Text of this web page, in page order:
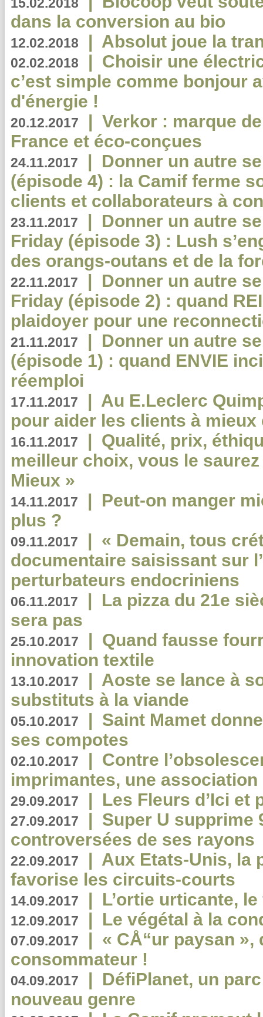
dans la conversion au bio
12.02.2018 | Absolut joue la
02.02.2018 | Choisir une
c’est simple comme bonjour
d'énergie !
20.12.2017 | Verkor : marque
France et éco-conçues
24.11.2017 | Donner un autre
(épisode 4) : la Camif ferme
clients et collaborateurs à
23.11.2017 | Donner un autre
Friday (épisode 3) : Lush
des orangs-outans et de la
22.11.2017 | Donner un autre
Friday (épisode 2) : quand
plaidoyer pour une
21.11.2017 | Donner un autre
(épisode 1) : quand ENVIE
réemploi
17.11.2017 | Au E.Leclerc
pour aider les clients à
16.11.2017 | Qualité, prix,
meilleur choix, vous le
Mieux »
14.11.2017 | Peut-on manger
plus ?
09.11.2017 | « Demain, tous
documentaire saisissant sur
perturbateurs endocriniens
06.11.2017 | La pizza du 21e
sera pas
25.10.2017 | Quand fausse
innovation textile
13.10.2017 | Aoste se lance à
substituts à la viande
05.10.2017 | Saint Mamet
ses compotes
02.10.2017 | Contre
imprimantes, une
29.09.2017 | Les Fleurs d’Ici et
27.09.2017 | Super U supprime
controversées de ses rayons
22.09.2017 | Aux Etats-Unis, la
favorise les circuits-courts
14.09.2017 | L’ortie urticante,
12.09.2017 | Le végétal à la
07.09.2017 | « CÅ“ur paysan
consommateur !
04.09.2017 | DéfiPlanet, un
nouveau genre